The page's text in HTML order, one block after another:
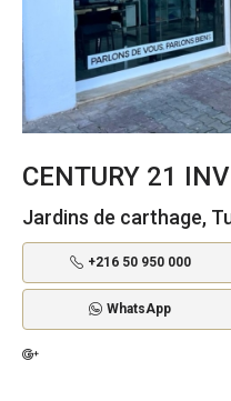
CENTURY 21
Jardins de carthage,
+216 50 950 000
WhatsApp